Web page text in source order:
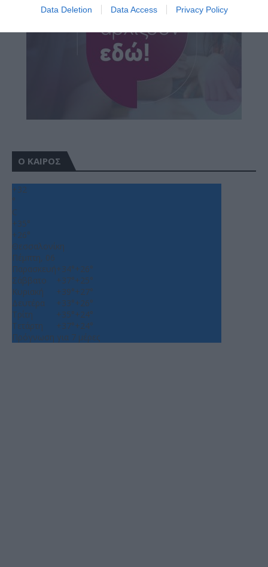
Data Deletion Data Access Privacy Policy
Ο ΚΑΙΡΟΣ
+32
°
C
+35°
+26°
Θεσσαλονίκη
Πέμπτη, 06
Παρασκευή+34°+26°
Σάββατο
+37°+25°
Κυριακή
+39°+27°
Δευτέρα
+33°+26°
Τρίτη
+35°+24°
Τετάρτη
+37°+24°
Πρόγνωση για 7 μέρες